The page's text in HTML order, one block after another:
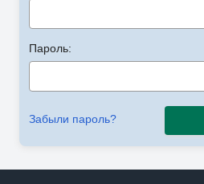
Пароль:
Забыли пароль?